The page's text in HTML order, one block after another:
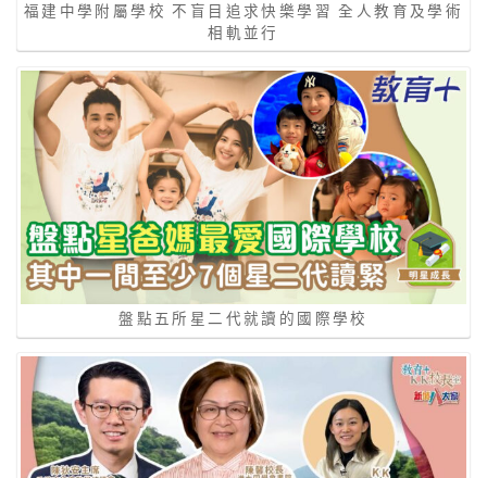
福建中學附屬學校 不盲目追求快樂學習 全人教育及學術
相軌並行
盤點五所星二代就讀的國際學校